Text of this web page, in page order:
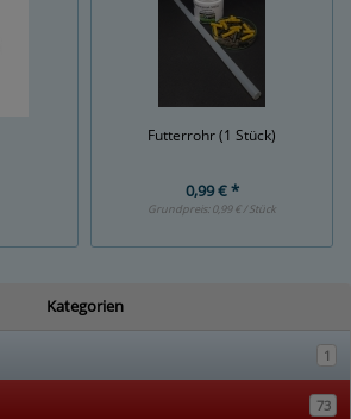
Kategorien
1
73
Futterrohr (1 Stück)
0,99 € *
Grundpreis:0,99 € / Stück